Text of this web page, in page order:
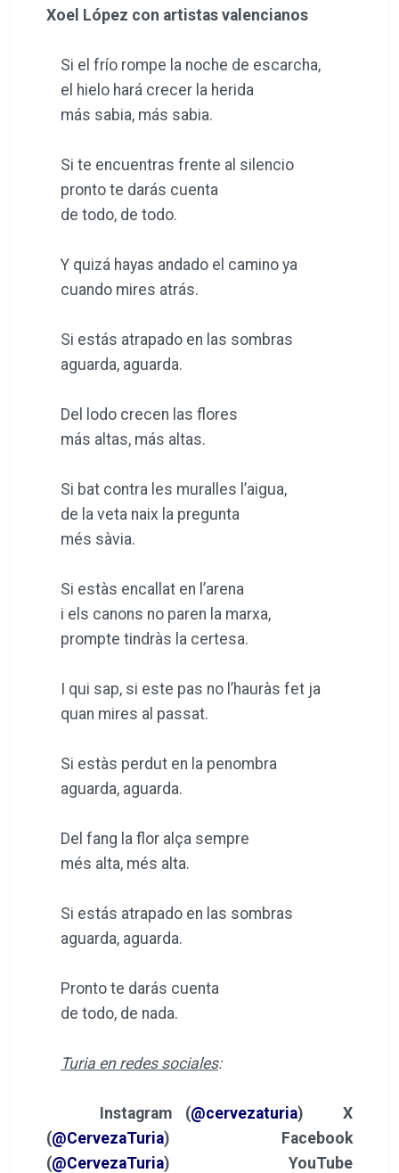
Xoel López con artistas valencianos
Si el frío rompe la noche de escarcha,
el hielo hará crecer la herida
más sabia, más sabia.
Si te encuentras frente al silencio
pronto te darás cuenta
de todo, de todo.
Y quizá hayas andado el camino ya
cuando mires atrás.
Si estás atrapado en las sombras
aguarda, aguarda.
Del lodo crecen las flores
más altas, más altas.
Si bat contra les muralles l’aigua,
de la veta naix la pregunta
més sàvia.
Si estàs encallat en l’arena
i els canons no paren la marxa,
prompte tindràs la certesa.
I qui sap, si este pas no l’hauràs fet ja
quan mires al passat.
Si estàs perdut en la penombra
aguarda, aguarda.
Del fang la flor alça sempre
més alta, més alta.
Si estás atrapado en las sombras
aguarda, aguarda.
Pronto te darás cuenta
de todo, de nada.
Turia en redes sociales:
Instagram (@cervezaturia)
X
(@CervezaTuria)
Facebook
(@CervezaTuria)
YouTube